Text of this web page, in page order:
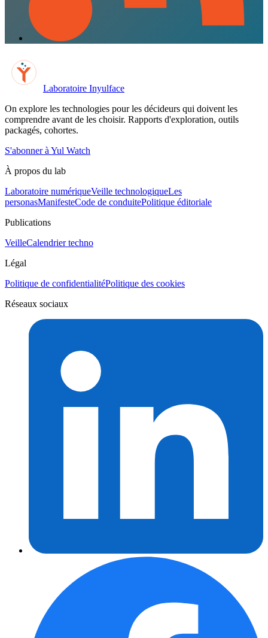
Laboratoire Inyulface
On explore les technologies pour les décideurs qui doivent les
comprendre avant de les choisir. Rapports d'exploration, outils
packagés, cohortes.
S'abonner à Yul Watch
À propos du lab
Laboratoire numériqueVeille technologiqueLes
personasManifesteCode de conduitePolitique éditoriale
Publications
VeilleCalendrier techno
Légal
Politique de confidentialitéPolitique des cookies
Réseaux sociaux